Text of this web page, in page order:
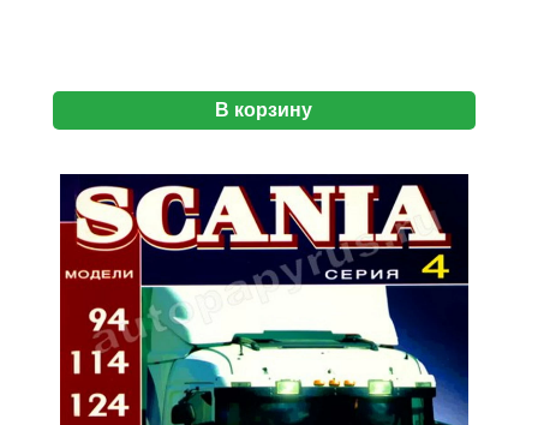
В корзину